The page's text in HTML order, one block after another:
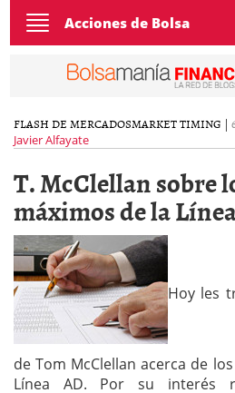
Toggle
navigation
Acciones de Bolsa
FLASH DE MERCADOSMARKET TIMING |
Javier Alfayate
T. McClellan sobre
máximos de la
Hoy les
de Tom McClellan acerca de
Línea AD. Por su interés